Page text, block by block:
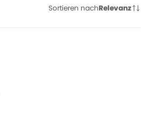
Sortieren nachRelevanz